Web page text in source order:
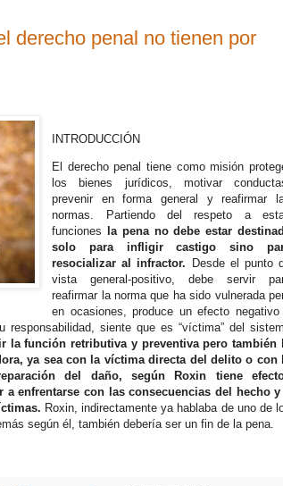
derecho penal no tienen por
INTRODUCCIÓN
El derecho penal tiene como misión
los bienes jurídicos, motivar
prevenir en forma general y reafirmar
normas. Partiendo del respeto a
funciones
la pena no debe estar
solo para infligir castigo sino
resocializar al infractor.
Desde el punto
vista general-positivo, debe servir
reafirmar la norma que ha sido vulnerada
en ocasiones, produce un efecto
siente que es “víctima” del
la función retributiva y preventiva pero también
ya sea con la víctima directa del delito o con
del daño, según Roxin tiene
enfrentarse con las consecuencias del hecho y
Roxin, indirectamente ya hablaba de uno de
según él, también debería ser un fin de la pena.